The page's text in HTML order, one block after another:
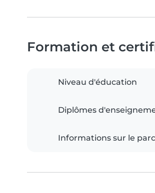
Formation et
Niveau d'éducation
Diplômes
Informations sur le